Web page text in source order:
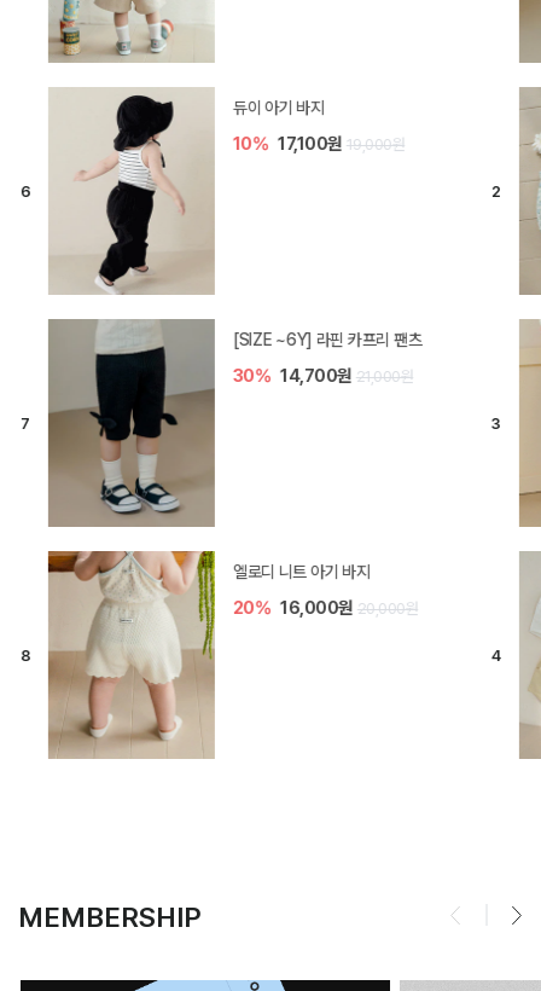
듀이 아기 바지
10% 17,100원 19,000원
[SIZE ~6Y] 라핀 카프리 팬츠
30% 14,700원 21,000원
엘로디 니트 아기 바지
20% 16,000원 20,000원
MEMBERSHIP